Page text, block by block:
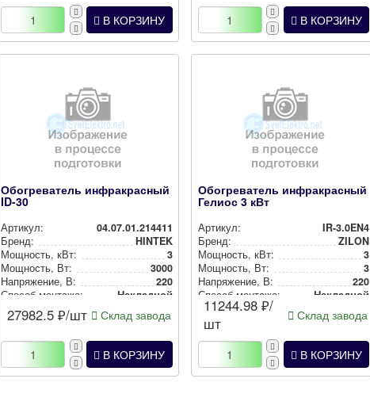
В КОРЗИНУ В КОРЗИНУ
Обогреватель инфракрасный
ID-30
Артикул:
04.07.01.214411
Бренд:
HINTEK
Мощность, кВт:
3
Мощность, Вт:
3000
Нап­ря­же­ние, В:
220
Способ монтажа:
Накладной
27982.5 ₽/шт Склад завода
В КОРЗИНУ
Обогреватель инфракрасный
Гелиос 3 кВт
Артикул:
IR-3.0EN4
Бренд:
ZILON
Мощность, кВт:
3
Мощность, Вт:
3
Нап­ря­же­ние, В:
220
Способ монтажа:
Накладной
11244.98 ₽/
шт
Склад завода
В КОРЗИНУ